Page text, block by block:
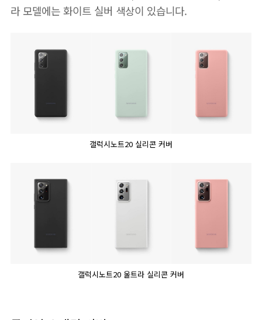
라 모델에는 화이트 실버 색상이 있습니다.
갤럭시노트20 실리콘 커버
갤럭시노트20 울트라 실리콘 커버